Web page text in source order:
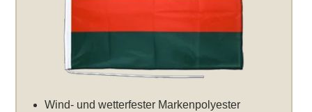
Wind- und wetterfester Markenpolyester